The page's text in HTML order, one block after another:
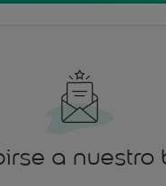
a nuestro